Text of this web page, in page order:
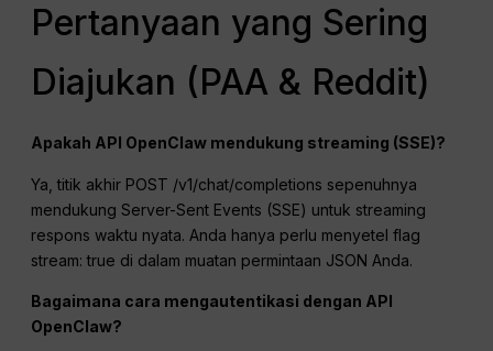
Pertanyaan yang Sering
Diajukan (PAA & Reddit)
Apakah API OpenClaw mendukung streaming (SSE)?
Ya, titik akhir POST /v1/chat/completions sepenuhnya
mendukung Server-Sent Events (SSE) untuk streaming
respons waktu nyata. Anda hanya perlu menyetel flag
stream: true di dalam muatan permintaan JSON Anda.
Bagaimana cara mengautentikasi dengan API
OpenClaw?